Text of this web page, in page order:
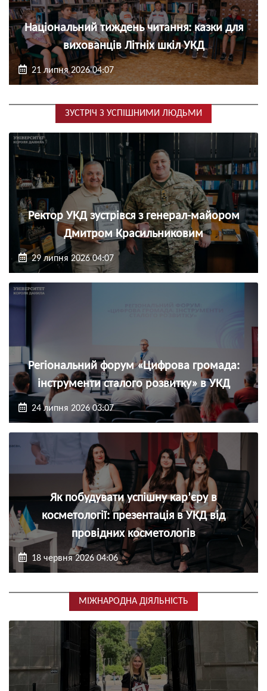
Національний тиждень читання: казки для
вихованців Літніх шкіл УКД
21 липня 2026 04:07
ЗУСТРІЧ З УСПІШНИМИ ЛЮДЬМИ
Ректор УКД зустрівся з генерал-майором
Дмитром Красильниковим
29 липня 2026 04:07
Регіональний форум «Цифрова громада:
інструменти сталого розвитку» в УКД
24 липня 2026 03:07
Як побудувати успішну кар’єру в
косметології: презентація в УКД від
провідних косметологів
18 червня 2026 04:06
МІЖНАРОДНА ДІЯЛЬНІСТЬ